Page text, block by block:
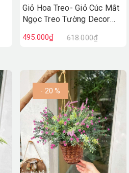
Giỏ Hoa Treo- Giỏ Cúc Mắt
Ngọc Treo Tường Decor
495.000₫ 618.000₫
- 20 %